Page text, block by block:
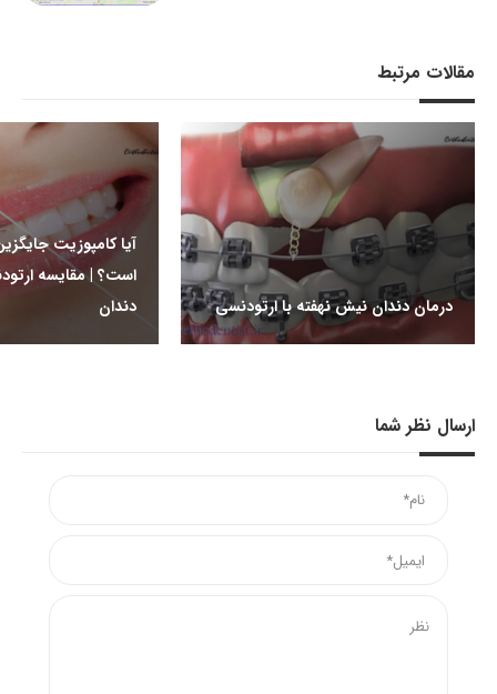
مقالات مرتبط
درمان دندان نیش نهفته با ارتودنسی
آیا کامپوزیت
است؟ | مقایسه
دندان
ارسال نظر شما